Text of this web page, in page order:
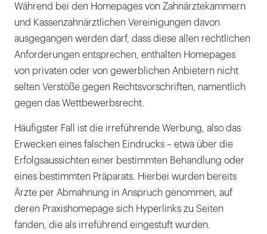
Während bei den Homepages von Zahnärztekammern
und Kassenzahnärztlichen Vereinigungen davon
ausgegangen werden darf, dass diese allen rechtlichen
Anforderungen entsprechen, enthalten Homepages
von privaten oder von gewerblichen Anbietern nicht
selten Verstöße gegen Rechtsvorschriften, namentlich
gegen das Wettbewerbsrecht.
Häufigster Fall ist die irreführende Werbung, also das
Erwecken eines falschen Eindrucks – etwa über die
Erfolgsaussichten einer bestimmten Behandlung oder
eines bestimmten Präparats. Hierbei wurden bereits
Ärzte per Abmahnung in Anspruch genommen, auf
deren Praxishomepage sich Hyperlinks zu Seiten
fanden, die als irreführend eingestuft wurden.